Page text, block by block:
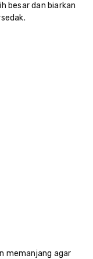
besar dan biarkan
memanjang agar